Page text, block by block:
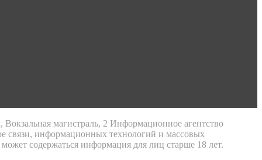
магистраль, 2 Информационное агентство
связи, информационных технологий и массовых
содержаться информация для лиц старше 18 лет.